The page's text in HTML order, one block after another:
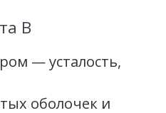
В
— усталость,
оболочек и